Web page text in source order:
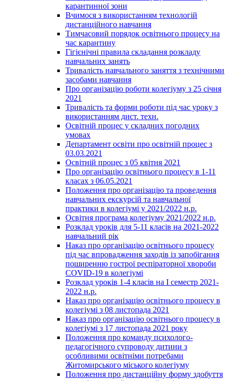
карантинної зони
Вчимося з використанням технологій
дистанційного навчання
Тимчасовий порядок освітнього процесу на
час карантину
Гігієнічні правила складання розкладу
навчальних занять
Тривалість навчального заняття з технічними
засобами навчання
Про організацію роботи колегіуму з 25 січня
2021
Тривалість та форми роботи під час уроку з
використанням дист. техн.
Освітній процес у складних погодних
умовах
Департамент освіти про освітній процес з
03.03.2021
Освітній процес з 05 квітня 2021
Про організацію освітнього процесу в 1-11
класах з 06.05.2021
Положення про організацію та проведення
навчальних екскурсій та навчальної
практики в колегіумі у 2021/2022 н.р.
Освітня програма колегіуму 2021/2022 н.р.
Розклад уроків для 5-11 класів на 2021-2022
навчальний рік
Наказ про організацію освітнього процесу
під час впровадження заходів із запобігання
поширенню гострої респіраторної хвороби
COVID-19 в колегіумі
Розклад уроків 1-4 класів на І семестр 2021-
2022 н.р.
Наказ про організацію освітнього процесу в
колегіумі з 08 листопада 2021
Наказ про організацію освітнього процесу в
колегіумі з 17 листопада 2021 року
Положення про команду психолого-
педагогічного супроводу дитини з
особливими освітніми потребами
Житомирського міського колегіуму
Положення про дистанційну форму здобуття